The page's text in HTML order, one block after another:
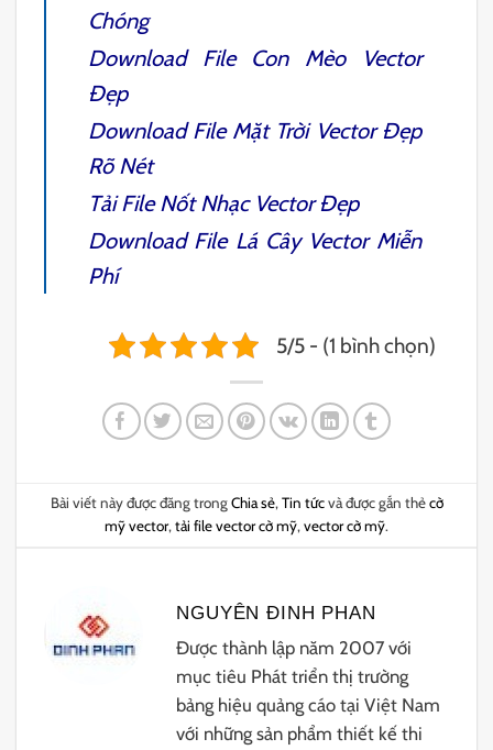
Chóng
Download File Con Mèo Vector
Đẹp
Download File Mặt Trời VectorĐẹp
Rõ Nét
Tải FileNốt Nhạc VectorĐẹp
Download File Lá Cây VectorMiễn
Phí
5/5 - (1 bình chọn)
Bài viết này được đăng trongChia sẻ, Tin tứcvà được gắn thẻcờ
mỹ vector, tải file vector cờ mỹ, vector cờ mỹ.
NGUYÊN ĐINH PHAN
Được thành lập năm 2007 với
mục tiêu Phát triển thị trường
bảng hiệu quảng cáo tại Việt Nam
với những sản phẩm thiết kế thi